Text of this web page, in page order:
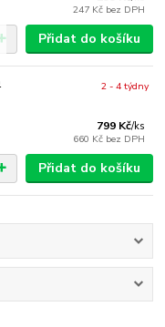
247 Kč bez DPH
Přidat do košíku
799 Kč/ks
660 Kč bez DPH
2 - 4 týdny
Přidat do košíku